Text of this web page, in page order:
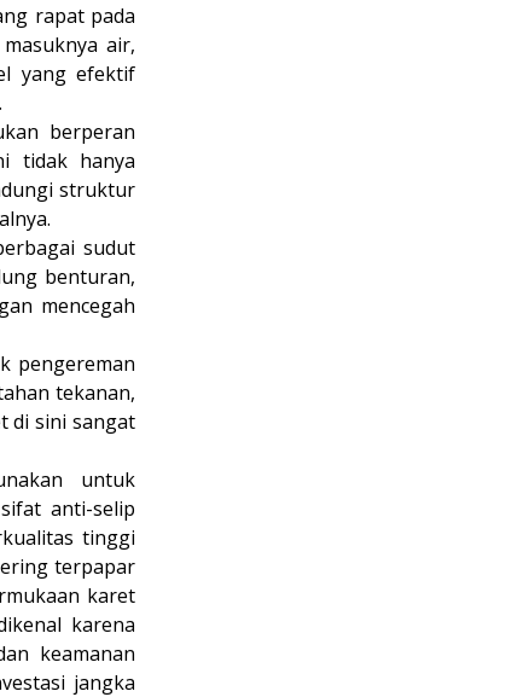
rapat pada
air,
yang efektif
berperan
tidak hanya
struktur
sudut
benturan,
mencegah
pengereman
tekanan,
di sini sangat
untuk
anti-selip
tinggi
terpapar
karet
karena
keamanan
jangka